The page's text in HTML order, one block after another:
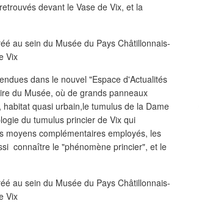
devant le Vase de Vix, et la
dans le nouvel "Espace d'Actualités
du Musée, où de grands panneaux
quasi urbain,le tumulus de la Dame
du tumulus princier de Vix qui
moyens complémentaires employés, les
connaître le "phénomène princier", et le